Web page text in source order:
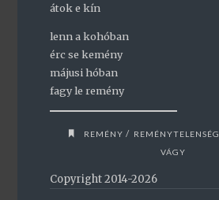
átok e kín
lenn a kohóban
érc se kemény
májusi hóban
fagy le remény
REMÉNY / REMÉNYTELENSÉG
VÁGY
Copyright 2014-2026